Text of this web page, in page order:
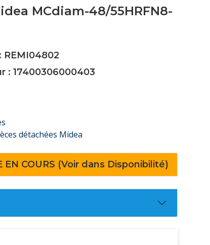
MCdiam-48/55HRFN8-
REMI04802
: 17400306000403
détachées Midea
EN COURS (Voir dans Disponibilité)